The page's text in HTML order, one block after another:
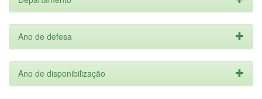
Ano de defesa
Ano de disponibilização